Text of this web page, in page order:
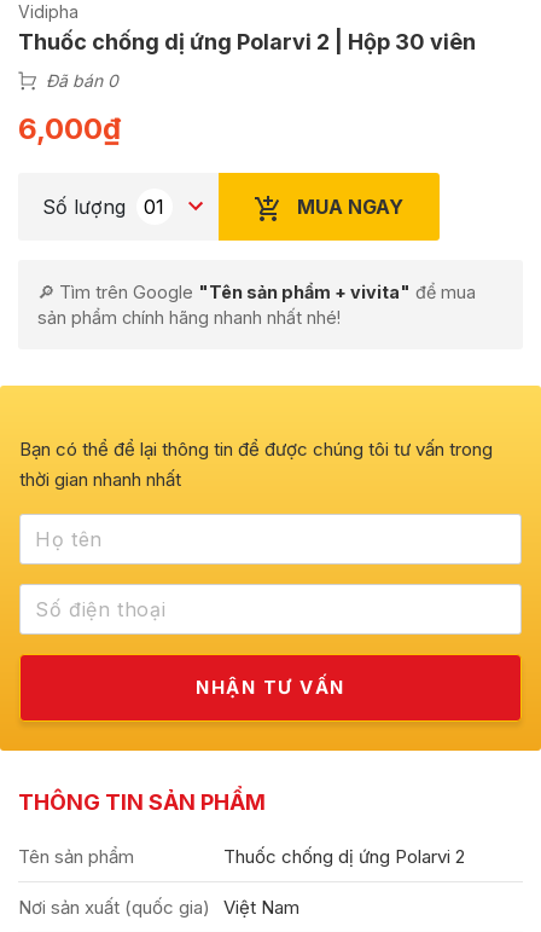
Vidipha
Thuốc chống dị ứng Polarvi 2 | Hộp 30 viên
Đã bán 0
6,000₫
Số lượng MUA NGAY
🔎 Tìm trên Google "Tên sản phẩm + vivita" để mua
sản phẩm chính hãng nhanh nhất nhé!
Bạn có thể để lại thông tin để được chúng tôi tư vấn trong
thời gian nhanh nhất
THÔNG TIN SẢN PHẨM
Tên sản phẩm Thuốc chống dị ứng Polarvi 2
Nơi sản xuất (quốc gia) Việt Nam